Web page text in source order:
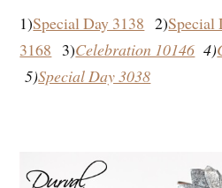
1)Special Day 3138 2)Special
3168 3)Celebration 10146 4)
5)Special Day 3038